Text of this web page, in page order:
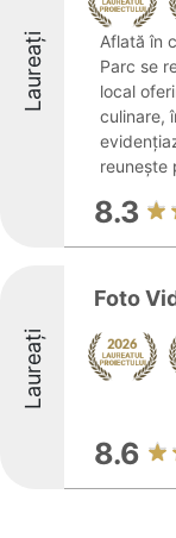
Laureați
Aflată în
Parc se
local
culinare,
reunește
8.3
Laureați
Foto
8.6